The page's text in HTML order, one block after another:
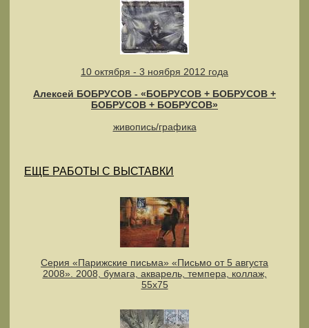
10 октября - 3 ноября 2012 года
Алексей БОБРУСОВ - «БОБРУСОВ + БОБРУСОВ +
БОБРУСОВ + БОБРУСОВ»
живопись/графика
ЕЩЕ РАБОТЫ С ВЫСТАВКИ
Серия «Парижские письма» «Письмо от 5 августа
2008». 2008, бумага, акварель, темпера, коллаж,
55х75